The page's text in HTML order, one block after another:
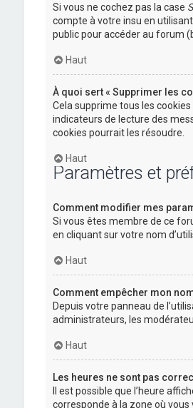
Si vous ne cochez pas la case
compte à votre insu en
public pour accéder au forum
Haut
À quoi sert « Supprimer les
Cela supprime tous les
indicateurs de lecture des
cookies pourrait les résoudre.
Haut
Paramètres et
Comment modifier mes
Si vous êtes membre de ce
en cliquant sur votre nom
Haut
Comment empêcher mon
Depuis votre panneau de
administrateurs, les
Haut
Les heures ne sont pas
Il est possible que l’heure
corresponde à la zone où